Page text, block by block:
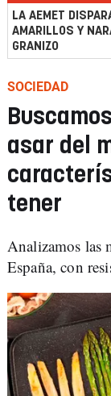
LA AEMET
AMARILLOS Y
GRANIZO
SOCIEDAD
asar del
tener
Analizamos las
España, con